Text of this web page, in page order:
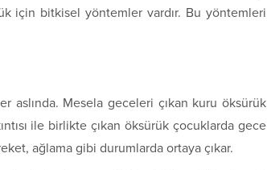
için bitkisel yöntemler vardır. Bu yöntemleri
aslında. Mesela geceleri çıkan kuru öksürük
ile birlikte çıkan öksürük çocuklarda gece
ağlama gibi durumlarda ortaya çıkar.